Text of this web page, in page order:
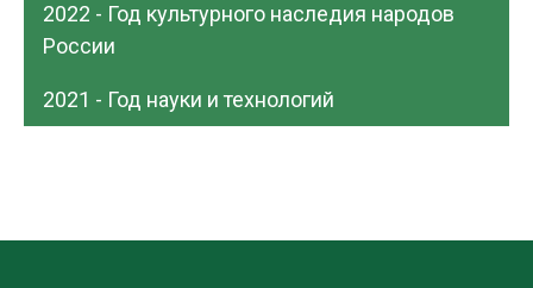
2022 - Год культурного наследия народов
России
2021 - Год науки и технологий